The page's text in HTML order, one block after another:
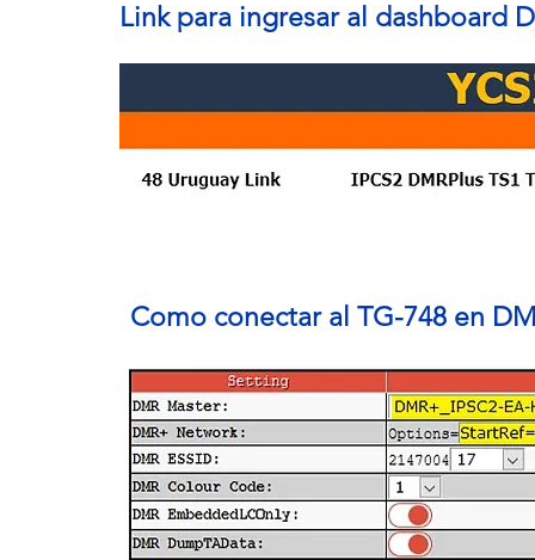
Link para ingresar al dashboard
Como conectar al TG-748 en